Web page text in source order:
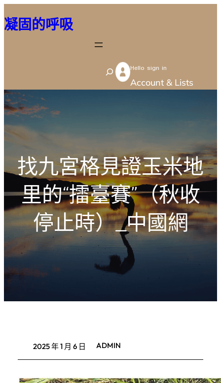
至
容
凝固的呼吸
S
e
Hello sign in
Account & Lists
找九宮格見證玉米地
里的“擂臺賽”（秋收
停止時）_中國網
2025 年 1 月 6 日 ADMIN